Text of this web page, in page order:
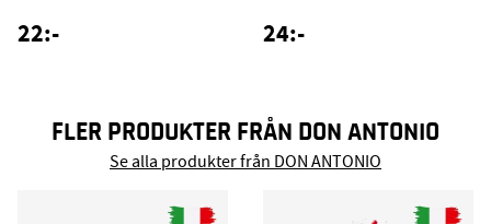
22:- 24:-
FLER PRODUKTER FRÅN DON ANTONIO
Se alla produkter från DON ANTONIO